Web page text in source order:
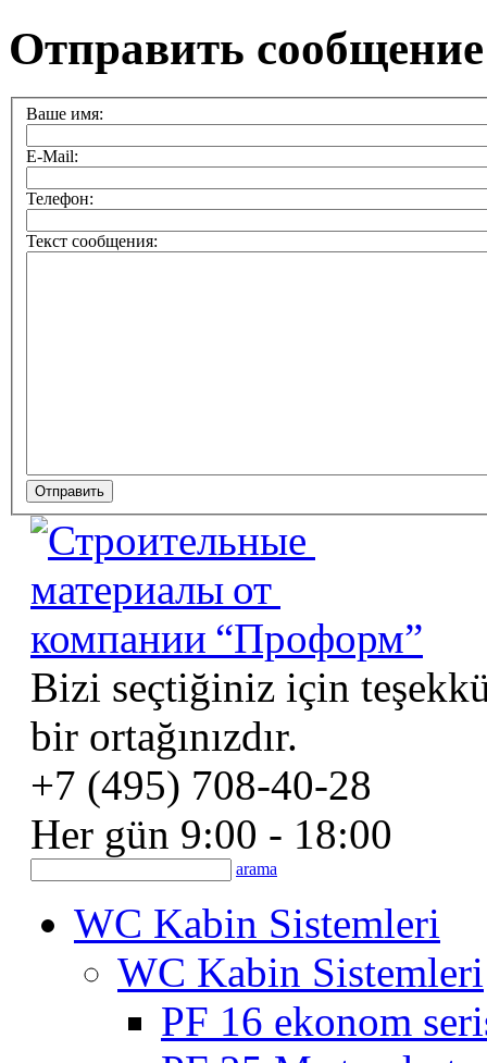
Отправить сообщение
Ваше имя:
E-Mail:
Телефон:
Текст сообщения:
Bizi seçtiğiniz için
bir ortağınızdır.
+7 (495) 708-40-28
Her gün 9:00 - 18:00
arama
WC Kabin Sistemleri
WC Kabin Sistemleri
PF 16 ekonom